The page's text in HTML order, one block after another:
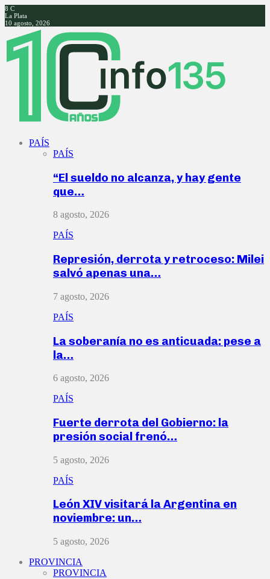
8 C
La Plata
10 agosto, 2026
Facebook
Twitter
Instagram
Youtube
PAÍS
PAÍS
“El sueldo no alcanza, y hay gente
que…
8 agosto, 2026
PAÍS
Represión, derrota y retroceso: Milei
salvó apenas una…
7 agosto, 2026
PAÍS
La soberanía no es anticuada: pese a
la…
6 agosto, 2026
PAÍS
Fuerte derrota del Gobierno: la
presión social frenó…
5 agosto, 2026
PAÍS
León XIV visitará la Argentina en
noviembre: un…
5 agosto, 2026
PROVINCIA
PROVINCIA